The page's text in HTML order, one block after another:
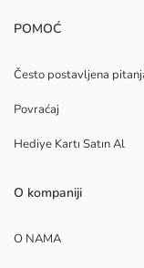
POMOĆ
Često postavljena
Povraćaj
Hediye Kartı Satın Al
O kompaniji
O NAMA